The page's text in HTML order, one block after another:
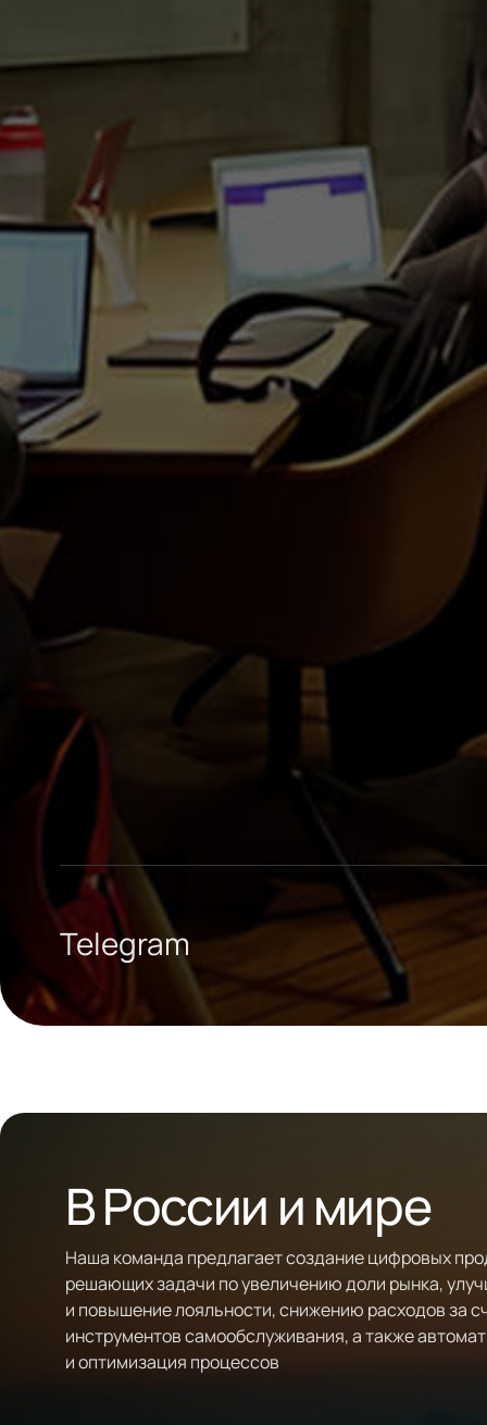
Telegram
В России и мире
Наша команда предлагает создание цифровых
решающих задачи по увеличению доли рынка,
и повышение лояльности, снижению расходов за
инструментов самообслуживания, а также
и оптимизация процессов